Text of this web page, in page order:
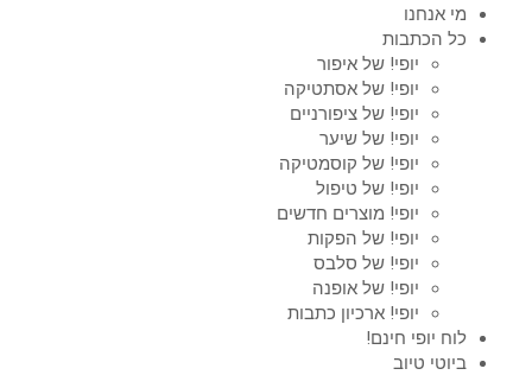
מי אנחנו
כל הכתבות
יופי! של איפור
יופי! של אסתטיקה
יופי! של ציפורניים
יופי! של שיער
יופי! של קוסמטיקה
יופי! של טיפול
יופי! מוצרים חדשים
יופי! של הפקות
יופי! של סלבס
יופי! של אופנה
יופי! ארכיון כתבות
לוח יופי חינם!
ביוטי טיוב